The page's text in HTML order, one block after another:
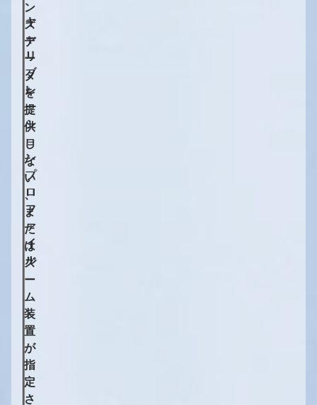
ン
ズ
デ
ー
タ
を
提
供
し
な
い
、
ま
た
は
ズ
ー
ム
装
置
が
指
定
さ
キ
ャ
リ
ブ
レ
ー
シ
ョ
ン
プ
ロ
フ
ァ
イ
ル
キ
ャ
リ
ブ
レ
ー
シ
ョ
ン
プ
ロ
フ
ァ
イ
ル